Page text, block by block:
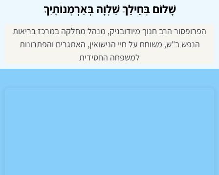
שָׁלוֹם בְּחֵילֵךְ שַׁלְוָה בְּאַרְמְנוֹתָיִךְ
הפרופסור הרב חנוך מיודובניק, מנהל מחלקה במרכז בריאות
הנפש ב"ש, משוחח על חיי הנישואין, האתגרים והפתרונות
למשפחה החסידית